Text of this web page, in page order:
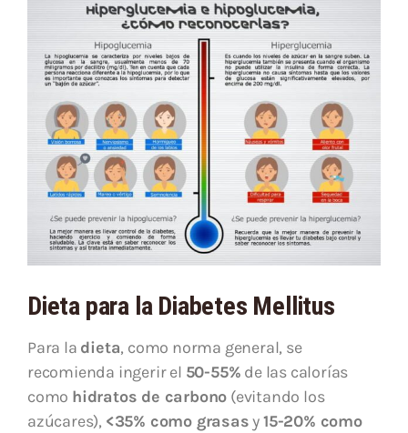
Dieta para la Diabetes Mellitus
Para la dieta, como norma general, se
recomienda ingerir el 50-55% de las calorías
como hidratos de carbono (evitando los
azúcares), <35% como grasasy15-20% como